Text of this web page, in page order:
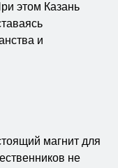
этом Казань
и
магнит для
не